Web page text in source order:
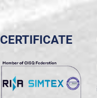
CERTIFICATE